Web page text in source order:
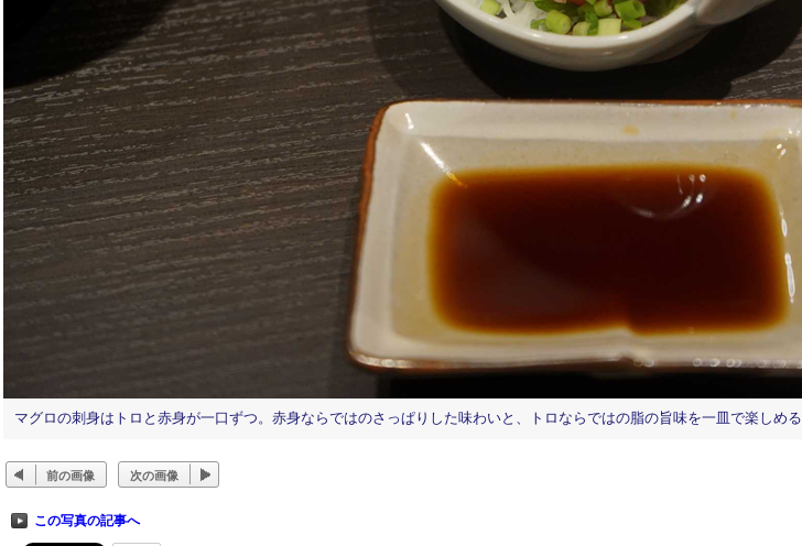
マグロの刺身はトロと赤身が一口ずつ。赤身ならではのさっぱりした味わいと、トロならではの脂の旨味を一皿で楽しめる
前の画像 次の画像
この写真の記事へ